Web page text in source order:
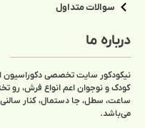
سوالات متداول
درباره ما
نیکودکور سایت تخصصی دکوراسیون
کودک و نوجوان اعم انواع فرش، رو
ساعت، سطل، جا دستمال، کنار
می‌باشد.